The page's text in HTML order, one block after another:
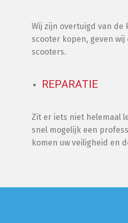
Wij zijn overtuigd van de
scooter kopen, geven
scooters.
REPARATIE
Zit er iets niet helemaal
snel mogelijk een
komen uw veiligheid en